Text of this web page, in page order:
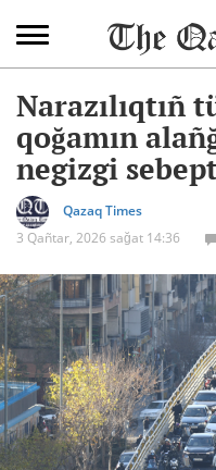
qoğamın
negizgi
Qazaq Times
3 Qañtar, 2026 sağat 14:36